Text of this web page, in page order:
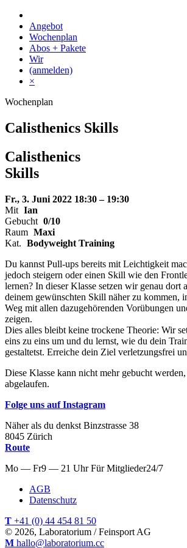
Skip
content
Angebot
Wochenplan
Abos + Pakete
Wir
(anmelden)
×
Wochenplan
Calisthenics Skills
Calisthenics
Skills
Fr., 3. Juni 2022 18:30 – 19:30
Mit Ian
Gebucht 0/10
Raum Maxi
Kat. Bodyweight Training
Du kannst Pull-ups bereits mit Leichtigkeit
jedoch steigern oder einen Skill wie den
lernen? In dieser Klasse setzen wir genau dort
deinem gewünschten Skill näher zu kommen,
Weg mit allen dazugehörenden Vorübungen
zeigen.
Dies alles bleibt keine trockene Theorie: Wir
eins zu eins um und du lernst, wie du dein
gestaltetst. Erreiche dein Ziel verletzungsfrei
Diese Klasse kann nicht mehr gebucht
abgelaufen.
Folge uns auf Instagram
Näher als du denkst Binzstrasse 38
8045 Zürich
Route
Mo — Fr9 — 21 Uhr Für Mitglieder24/7
AGB
Datenschutz
T +41 (0) 44 454 81 50
© 2026, Laboratorium / Feinsport AG
M hallo@laboratorium.cc